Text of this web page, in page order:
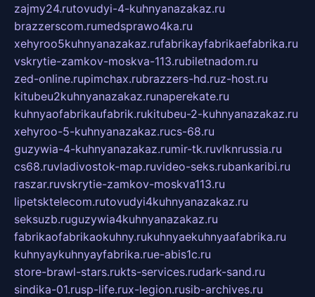
zajmy24.rutovudyi-4-kuhnyanazakaz.ru
brazzerscom.rumedsprawo4ka.ru
xehyroo5kuhnyanazakaz.rufabrikayfabrikaefabrika.ru
vskrytie-zamkov-moskva-113.rubiletnadom.ru
zed-online.rupimchax.rubrazzers-hd.ruz-host.ru
kitubeu2kuhnyanazakaz.runaperekate.ru
kuhnyaofabrikaufabrik.rukitubeu-2-kuhnyanazakaz.ru
xehyroo-5-kuhnyanazakaz.rucs-68.ru
guzywia-4-kuhnyanazakaz.rumir-tk.ruvlknrussia.ru
cs68.ruvladivostok-map.ruvideo-seks.rubankaribi.ru
raszar.ruvskrytie-zamkov-moskva113.ru
lipetsktelecom.rutovudyi4kuhnyanazakaz.ru
seksuzb.ruguzywia4kuhnyanazakaz.ru
fabrikaofabrikaokuhny.rukuhnyaekuhnyaafabrika.ru
kuhnyaykuhnyayfabrika.rue-abis1c.ru
store-brawl-stars.rukts-services.rudark-sand.ru
sindika-01.rusp-life.rux-legion.rusib-archives.ru